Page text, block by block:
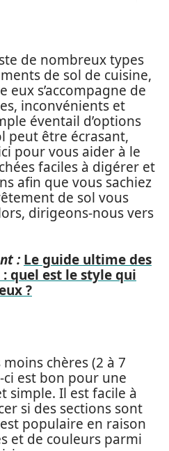
de nombreux types
de sol de cuisine,
eux s’accompagne de
inconvénients et
éventail d’options
peut être écrasant,
pour vous aider à le
faciles à digérer et
afin que vous sachiez
de sol vous
dirigeons-nous vers
: Le guide ultime des
quel est le style qui
?
moins chères (2 à 7
ci est bon pour une
simple. Il est facile à
si des sections sont
populaire en raison
et de couleurs parmi